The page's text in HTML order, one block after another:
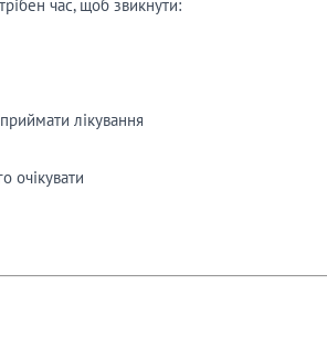
час, щоб звикнути:
лікування
очікувати